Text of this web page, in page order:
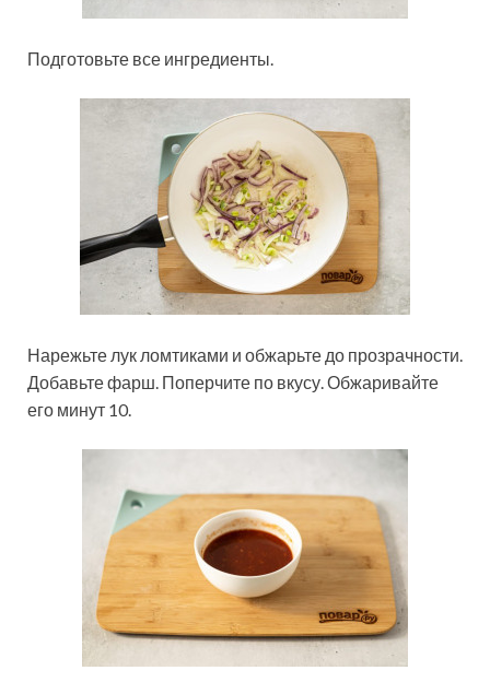
Подготовьте все ингредиенты.
Нарежьте лук ломтиками и обжарьте до прозрачности.
Добавьте фарш. Поперчите по вкусу. Обжаривайте
его минут 10.